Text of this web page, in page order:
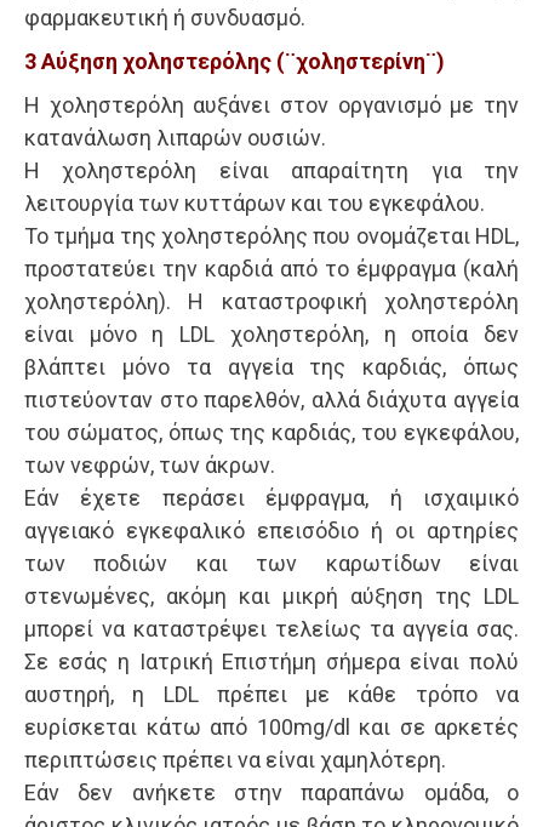
φαρμακευτική ή συνδυασμό.
3 Αύξηση χοληστερόλης (¨χοληστερίνη¨)
H χοληστερόλη αυξάνει στον οργανισμό με την
κατανάλωση λιπαρών ουσιών.
Η χοληστερόλη είναι απαραίτητη για την
λειτουργία των κυττάρων και του εγκεφάλου.
Το τμήμα της χοληστερόλης που ονομάζεται HDL,
προστατεύει την καρδιά από το έμφραγμα (καλή
χοληστερόλη). Η καταστροφική χοληστερόλη
είναι μόνο η LDL χοληστερόλη, η οποία δεν
βλάπτει μόνο τα αγγεία της καρδιάς, όπως
πιστεύονταν στο παρελθόν, αλλά διάχυτα αγγεία
του σώματος, όπως της καρδιάς, του εγκεφάλου,
των νεφρών, των άκρων.
Εάν έχετε περάσει έμφραγμα, ή ισχαιμικό
αγγειακό εγκεφαλικό επεισόδιο ή οι αρτηρίες
των ποδιών και των καρωτίδων είναι
στενωμένες, ακόμη και μικρή αύξηση της LDL
μπορεί να καταστρέψει τελείως τα αγγεία σας.
Σε εσάς η Ιατρική Επιστήμη σήμερα είναι πολύ
αυστηρή, η LDL πρέπει με κάθε τρόπο να
ευρίσκεται κάτω από 100mg/dl και σε αρκετές
περιπτώσεις πρέπει να είναι χαμηλότερη.
Eάν δεν ανήκετε στην παραπάνω ομάδα, ο